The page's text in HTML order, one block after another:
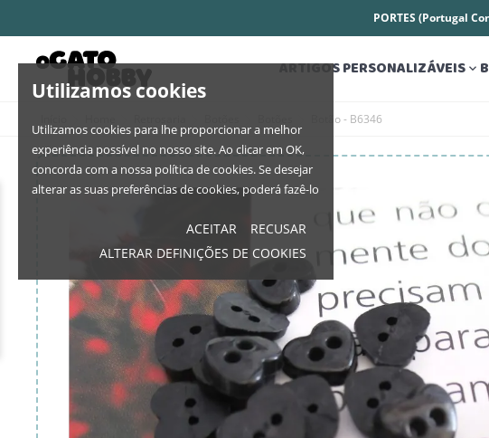
Utilizamos cookies
Utilizamos cookies para lhe proporcionar a melhor
experiência possível no nosso site. Ao clicar em OK,
concorda com a nossa política de cookies. Se desejar
alterar as suas preferências de cookies, poderá fazê-lo
ACEITAR
RECUSAR
ALTERAR DEFINIÇÕES DE COOKIES
PORTES (Portugal
ARTIGOS PERSONALIZÁVEIS
Botão - B6346